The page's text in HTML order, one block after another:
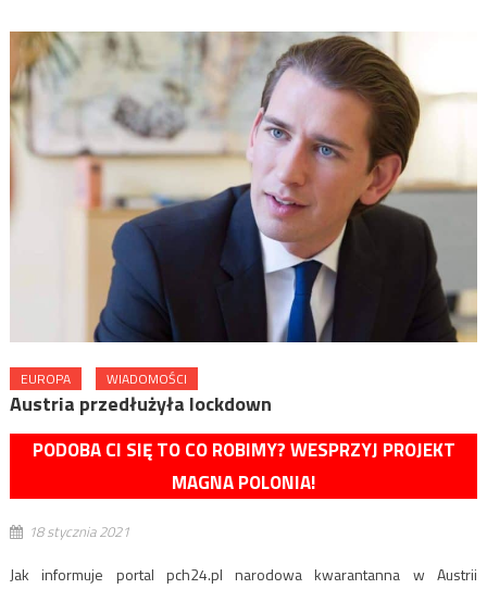
EUROPA WIADOMOŚCI
Austria przedłużyła lockdown
PODOBA CI SIĘ TO CO ROBIMY? WESPRZYJ PROJEKT
MAGNA POLONIA!
18 stycznia 2021
Jak informuje portal pch24.pl narodowa kwarantanna w Austrii